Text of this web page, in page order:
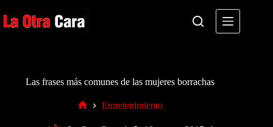
al
contenido
Las frases más comunes de las mujeres borrachas
Entretenimiento